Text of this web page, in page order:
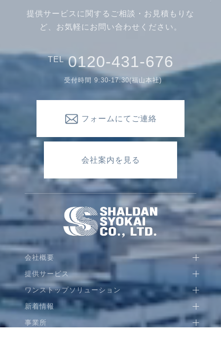
提供サービスに関するご相談・お見積もりな
ど、お気軽にお問い合わせください。
TEL0120-431-676
受付時間 9:30-17:30(福山本社)
フォームにてご連絡
会社案内を見る
会社概要
提供サービス
ワンストップソリューション
新着情報
事業所